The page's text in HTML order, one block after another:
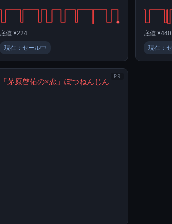
底値 ¥224
現在：セール中
底値 ¥440
現在：
「茅原啓佑の×恋」ぽつねんじん PR